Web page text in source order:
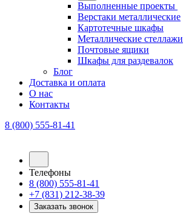
Выполненные проекты
Верстаки металлические
Картотечные шкафы
Металлические стеллажи
Почтовые ящики
Шкафы для раздевалок
Блог
Доставка и оплата
О нас
Контакты
8 (800) 555-81-41
Телефоны
8 (800) 555-81-41
+7 (831) 212-38-39
Заказать звонок